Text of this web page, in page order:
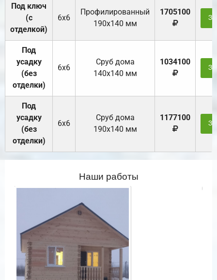
Под ключ
(с
отделкой)
6х6
Профилированный
190х140 мм
1705100
Под
усадку
(без
отделки)
6х6
Cруб дома
140х140 мм
1034100
Под
усадку
(без
отделки)
6х6
Cруб дома
190х140 мм
1177100
Наши работы